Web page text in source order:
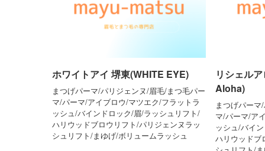
ホワイトアイ 堺東(WHITE EYE)
まつげパーマ/パリジェンヌ/眉毛/まつ毛パー
マ/パーマ/アイブロウ/マツエク/フラットラ
ッシュ/バインドロック/眉/ラッシュリフト/
ハリウッドブロウリフト/パリジェンヌラッ
シュリフト/まゆげ/ボリュームラッシュ
リシェル
Aloha)
まつげパー
マ/パーマ/ア
ッシュ/バイ
ハリウッドブ